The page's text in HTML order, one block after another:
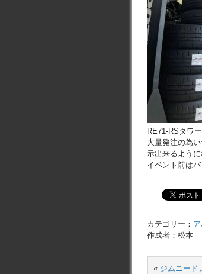
RE71-RSタワー
大量発注の為
示出来るように
イベント前は
カテゴリー：
作成者：松本
« ジムニード